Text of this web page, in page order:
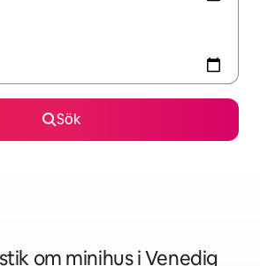
Sök
om minihus i Venedig